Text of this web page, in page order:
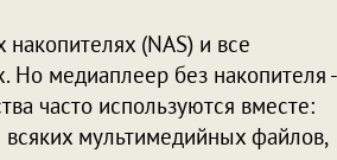
(NAS) и все
Но медиаплеер без накопителя -
часто используются вместе:
всяких мультимедийных файлов,